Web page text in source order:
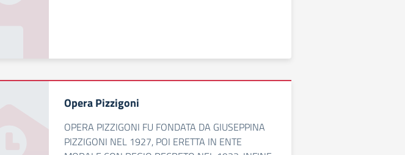
Opera Pizzigoni
OPERA PIZZIGONI FU FONDATA DA GIUSEPPINA
PIZZIGONI NEL 1927, POI ERETTA IN ENTE